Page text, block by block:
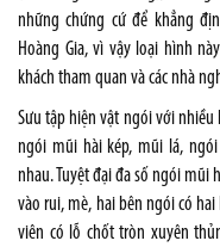
những chứng cứ để khẳng
Hoàng Gia, vì vậy loại hình
khách tham quan và các nhà
Sưu tập hiện vật ngói với
ngói mũi hài kép, mũi lá,
nhau. Tuyệt đại đa số ngói mũi
vào rui, mè, hai bên ngói có
viên có lỗ chốt tròn xuyên